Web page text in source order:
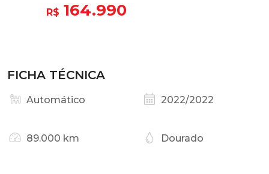
R$ 164.990
FICHA TÉCNICA
Automático 2022/2022
89.000 km Dourado